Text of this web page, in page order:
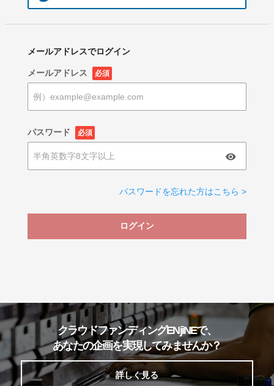
メールアドレスでログイン
メールアドレス 必須
パスワード 必須
パスワードを忘れた方はこちら >
ログイン
クラウドファンディングENjiNEで、
あなたの企画を実現してみませんか？
詳しく見る